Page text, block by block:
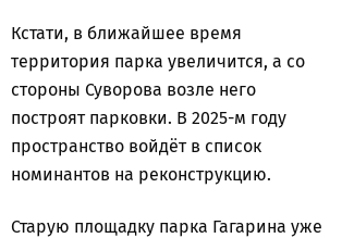
Кстати, в ближайшее время
территория парка увеличится, а со
стороны Суворова возле него
построят парковки. В 2025-м году
пространство войдёт в список
номинантов на реконструкцию.
Старую площадку парка Гагарина уже